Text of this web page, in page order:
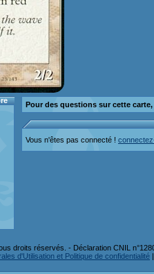
Pour des questions sur cette
Vous n'êtes pas connecté !
droits réservés. - Déclaration CNIL
d'Utilisation et Politique de confidentialité